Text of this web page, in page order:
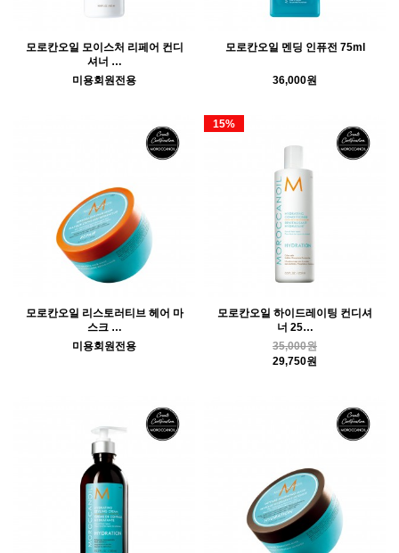
모로칸오일 모이스처 리페어 컨디
셔너 …
미용회원전용
모로칸오일 멘딩 인퓨전 75ml
36,000원
모로칸오일 리스토러티브 헤어 마
스크 …
미용회원전용
모로칸오일 하이드레이팅 컨디셔
너 25…
15%
35,000원
29,750원